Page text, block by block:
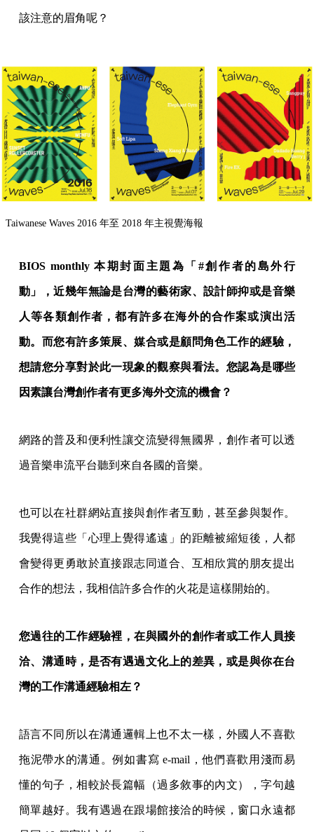
該注意的眉角呢？
Taiwanese Waves 2016 年至 2018 年主視覺海報
BIOS monthly 本期封面主題為「#創作者的島外行
動」，近幾年無論是台灣的藝術家、設計師抑或是音樂
人等各類創作者，都有許多在海外的合作案或演出活
動。而您有許多策展、媒合或是顧問角色工作的經驗，
想請您分享對於此一現象的觀察與看法。您認為是哪些
因素讓台灣創作者有更多海外交流的機會？
網路的普及和便利性讓交流變得無國界，創作者可以透
過音樂串流平台聽到來自各國的音樂。
也可以在社群網站直接與創作者互動，甚至參與製作。
我覺得這些「心理上覺得遙遠」的距離被縮短後，人都
會變得更勇敢於直接跟志同道合、互相欣賞的朋友提出
合作的想法，我相信許多合作的火花是這樣開始的。
您過往的工作經驗裡，在與國外的創作者或工作人員接
洽、溝通時，是否有遇過文化上的差異，或是與你在台
灣的工作溝通經驗相左？
語言不同所以在溝通邏輯上也不太一樣，外國人不喜歡
拖泥帶水的溝通。例如書寫 e-mail，他們喜歡用淺而易
懂的句子，相較於長篇幅（過多敘事的內文），字句越
簡單越好。我有遇過在跟場館接洽的時候，窗口永遠都